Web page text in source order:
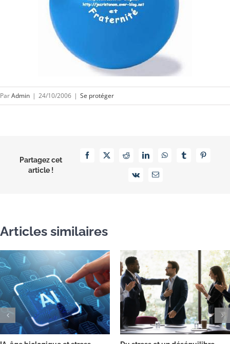
ParAdmin | 24/10/2006 | Se protéger
Partagez cet
article !
Facebook
X RedditLinkedInWhatsAppTumblrPinterest
Vk Email
Articles similaires